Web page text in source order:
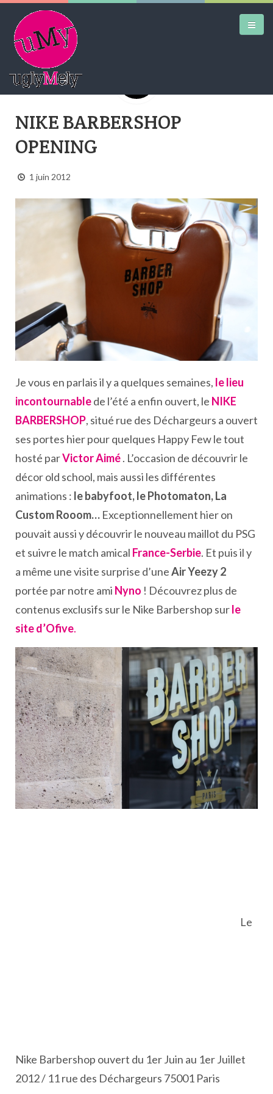
AIRTRAINERPEDIA
STREET ART
MW SHIFT
DAILY CITY
CONTACT
NIKE BARBERSHOP
OPENING
1 juin 2012
Je vous en parlais il y a quelques semaines, le lieu
incontournablede l’été a enfin ouvert, le NIKE
BARBERSHOP, situé rue des Déchargeurs a ouvert
ses portes hier pour quelques Happy Few le tout
hosté parVictor Aimé. L’occasion de découvrir le
décor old school, mais aussi les différentes
animations : le babyfoot, le Photomaton, La
Custom Rooom… Exceptionnellement hier on
pouvait aussi y découvrir le nouveau maillot du PSG
et suivre le match amical France-Serbie. Et puis il y
a même une visite surprise d’uneAir Yeezy 2
portée par notre ami Nyno ! Découvrez plus de
contenus exclusifs sur le Nike Barbershop surle
site d’Ofive.
Le
Nike Barbershop ouvert du 1er Juin au 1er Juillet
2012 / 11 rue des Déchargeurs 75001 Paris